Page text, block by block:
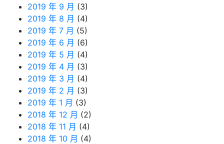
2019 年 9 月 (3)
2019 年 8 月 (4)
2019 年 7 月 (5)
2019 年 6 月 (6)
2019 年 5 月 (4)
2019 年 4 月 (3)
2019 年 3 月 (4)
2019 年 2 月 (3)
2019 年 1 月 (3)
2018 年 12 月 (2)
2018 年 11 月 (4)
2018 年 10 月 (4)